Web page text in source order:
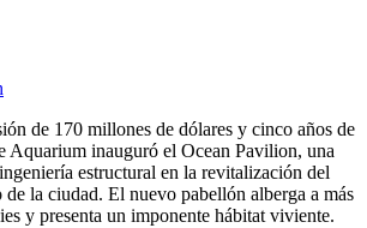
de 170 millones de dólares y cinco años de
Aquarium inauguró el Ocean Pavilion, una
estructural en la revitalización del
la ciudad. El nuevo pabellón alberga a más
y presenta un imponente hábitat viviente.